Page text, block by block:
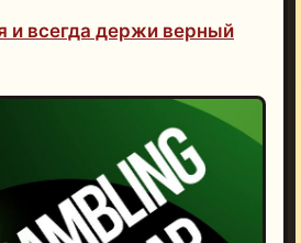
и всегда держи верный